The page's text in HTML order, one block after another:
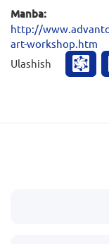
Manba:
http://
art-workshop.htm
Ulashish